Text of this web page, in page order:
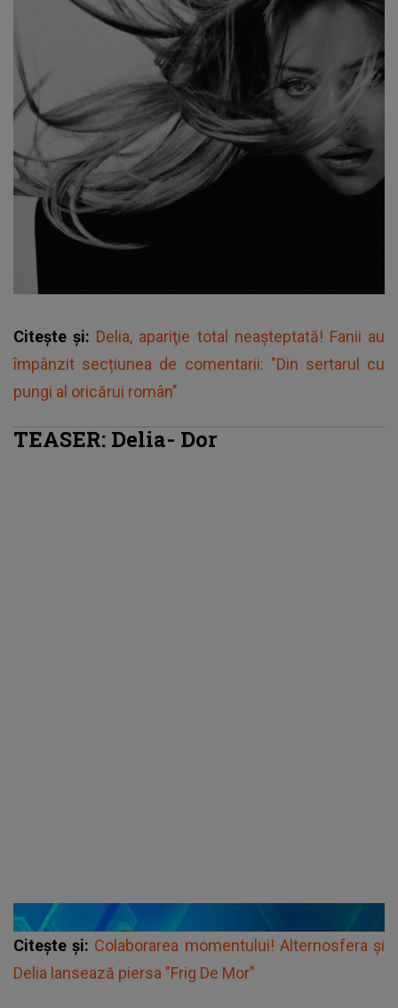
Citește și: Delia, apariţie total neașteptată! Fanii au
împânzit secțiunea de comentarii: "Din sertarul cu
pungi al oricărui român"
TEASER: Delia- Dor
Citește și: Colaborarea momentului! Alternosfera și
Delia lansează piersa "Frig De Mor"